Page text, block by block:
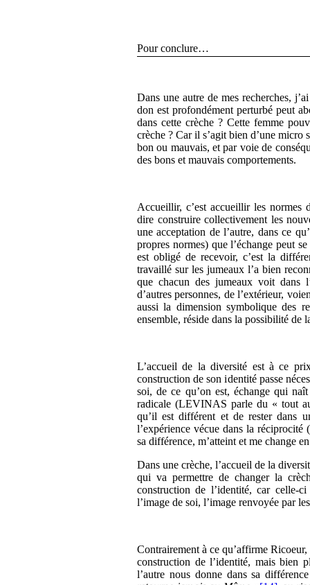
Pour conclure…
Dans une autre de mes recherches,
don est profondément perturbé peut
dans cette crèche ? Cette femme
crèche ? Car il s’agit bien d’une micro
bon ou mauvais, et par voie de
des bons et mauvais comportements.
Accueillir, c’est accueillir les normes
dire construire collectivement les
une acceptation de l’autre, dans ce
propres normes) que l’échange peut
est obligé de recevoir, c’est la
travaillé sur les jumeaux l’a bien
que chacun des jumeaux voit dans
d’autres personnes, de l’extérieur,
aussi la dimension symbolique des
ensemble, réside dans la possibilité de
L’accueil de la diversité est à ce
construction de son identité passe
soi, de ce qu’on est, échange qui
radicale (LEVINAS parle du « tout
qu’il est différent et de rester dans
l’expérience vécue dans la
sa différence, m’atteint et me change
Dans une crèche, l’accueil de la
qui va permettre de changer la
construction de l’identité, car celle-
l’image de soi, l’image renvoyée par
Contrairement à ce qu’affirme
construction de l’identité, mais bien
l’autre nous donne dans sa